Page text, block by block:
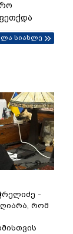
სიახლე
-
რომ